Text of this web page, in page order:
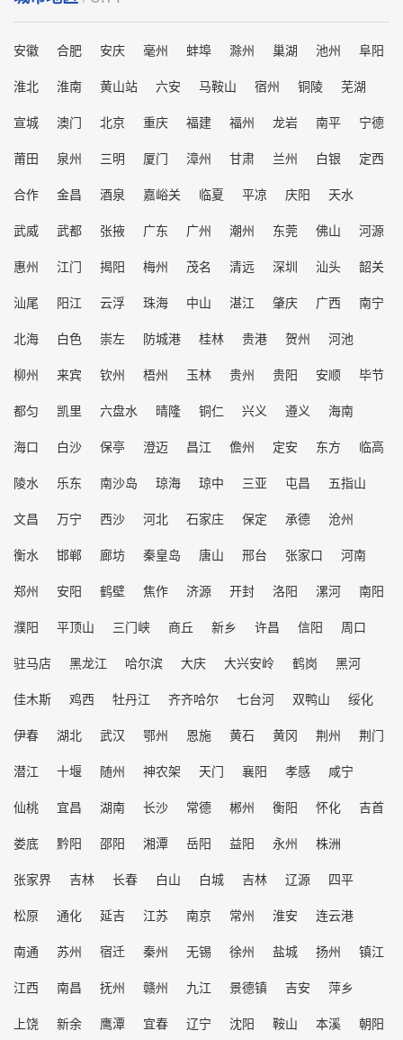
安徽 合肥 安庆 毫州 蚌埠 滁州 巢湖 池州
阜阳
淮北
淮南 黄山站 六安 马鞍山 宿州 铜陵
芜湖
宣城
澳门 北京 重庆 福建 福州 龙岩 南平
宁德
莆田
泉州 三明 厦门 漳州 甘肃 兰州 白银
定西
合作
金昌 酒泉 嘉峪关 临夏 平凉 庆阳
天水
武威
武都 张掖 广东 广州 潮州 东莞 佛山
河源
惠州
江门 揭阳 梅州 茂名 清远 深圳 汕头
韶关
汕尾
阳江 云浮 珠海 中山 湛江 肇庆 广西
南宁
北海
白色 崇左 防城港 桂林 贵港 贺州
河池
柳州
来宾 钦州 梧州 玉林 贵州 贵阳 安顺
毕节
都匀
凯里 六盘水 晴隆 铜仁 兴义 遵义
海南
海口
白沙 保亭 澄迈 昌江 儋州 定安 东方
临高
陵水
乐东 南沙岛 琼海 琼中 三亚 屯昌
五指山
文昌
万宁 西沙 河北 石家庄 保定 承德
沧州
衡水
邯郸 廊坊 秦皇岛 唐山 邢台 张家口
河南
郑州
安阳 鹤壁 焦作 济源 开封 洛阳 漯河
南阳
濮阳
平顶山 三门峡 商丘 新乡 许昌 信阳
周口
驻马店
黑龙江 哈尔滨 大庆 大兴安岭 鹤岗
黑河
佳木斯
鸡西 牡丹江 齐齐哈尔 七台河 双鸭山
绥化
伊春
湖北 武汉 鄂州 恩施 黄石 黄冈 荆州
荆门
潜江
十堰 随州 神农架 天门 襄阳 孝感
咸宁
仙桃
宜昌 湖南 长沙 常德 郴州 衡阳 怀化
吉首
娄底
黔阳 邵阳 湘潭 岳阳 益阳 永州
株洲
张家界
吉林 长春 白山 白城 吉林 辽源
四平
松原
通化 延吉 江苏 南京 常州 淮安
连云港
南通
苏州 宿迁 秦州 无锡 徐州 盐城 扬州
镇江
江西
南昌 抚州 赣州 九江 景德镇 吉安
萍乡
上饶
新余 鹰潭 宜春 辽宁 沈阳 鞍山 本溪
朝阳